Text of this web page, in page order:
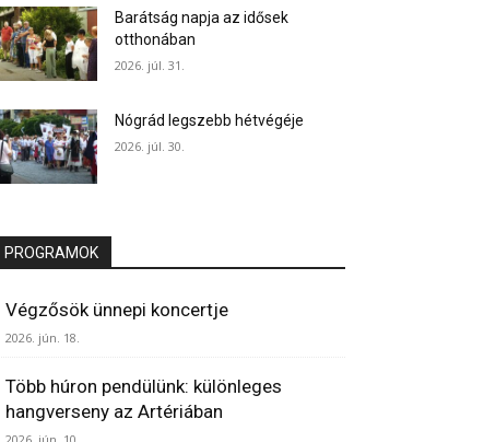
Barátság napja az idősek
otthonában
2026. júl. 31.
Nógrád legszebb hétvégéje
2026. júl. 30.
PROGRAMOK
Végzősök ünnepi koncertje
2026. jún. 18.
Több húron pendülünk: különleges
hangverseny az Artériában